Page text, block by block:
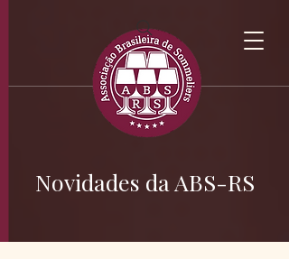
Novidades da ABS-RS